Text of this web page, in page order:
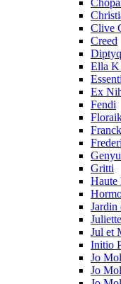
Clive
Creed
Ella K
Ex
Fendi
Gritti
Haute
Jardin
Jul et
Initio
Jo
Jo